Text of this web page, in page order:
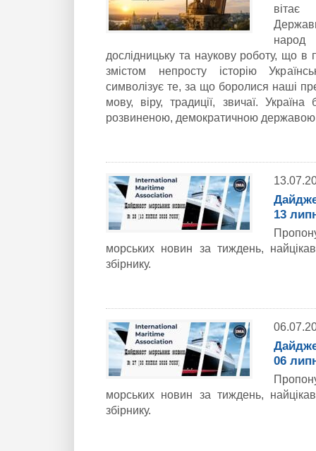
дослідницьку та наукову роботу, що в
змістом непросту історію
символізує те, за що боролися наші
мову, віру, традиції, звичаї.
розвиненою, демократичною
13
морських новин за тиждень,
збірнику.
06
морських новин за тиждень,
збірнику.